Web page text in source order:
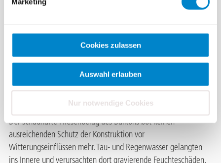
Cookies zulassen
Auswahl erlauben
Nur notwendige Cookies
Balkon eines
Einfamilienhaus
es
Das südländische Flair ihres
Einfamilienhauses aus Sicherheitsgründen nicht mehr genießen.
Der schadhafte Fliesenbelag des Balkons bot keinen
ausreichenden Schutz der Konstruktion vor
Witterungseinflüssen mehr. Tau- und Regenwasser gelangten
ins Innere und verursachten dort gravierende Feuchteschäden.